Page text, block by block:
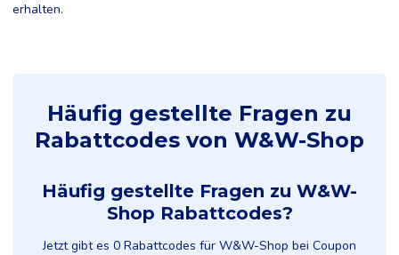
erhalten.
Häufig gestellte Fragen zu
Rabattcodes von W&W-Shop
Häufig gestellte Fragen zu W&W-
Shop Rabattcodes?
Jetzt gibt es 0 Rabattcodes für W&W-Shop bei Coupon